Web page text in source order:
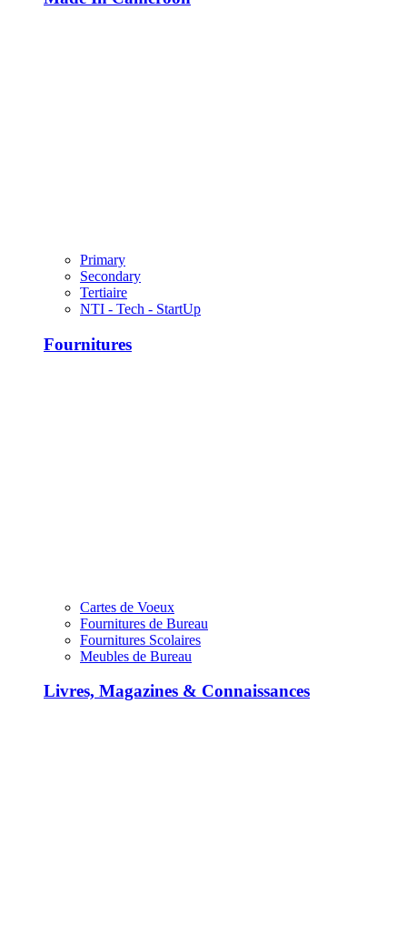
Primary
Secondary
Tertiaire
NTI - Tech - StartUp
Fournitures
Cartes de Voeux
Fournitures de Bureau
Fournitures Scolaires
Meubles de Bureau
Livres, Magazines & Connaissances